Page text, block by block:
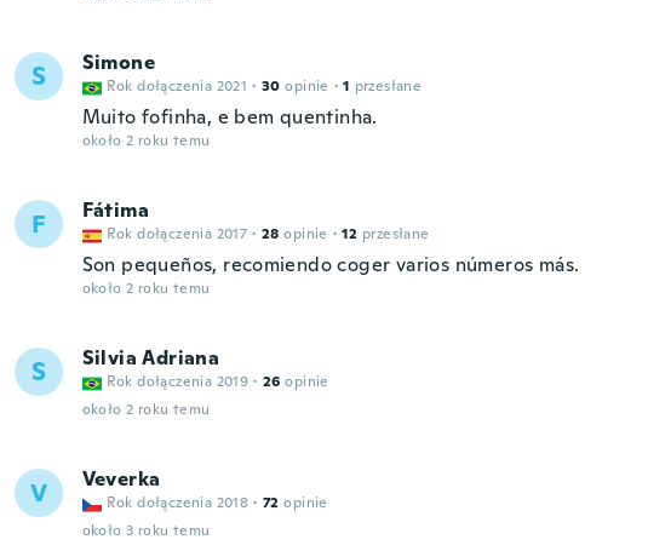
S Simone
Rok dołączenia 2021 · 30 opinie · 1 przesłane
Muito fofinha, e bem quentinha.
około 2 roku temu
F Fátima
Rok dołączenia 2017 · 28 opinie · 12 przesłane
Son pequeños, recomiendo coger varios números más.
około 2 roku temu
S Silvia Adriana
Rok dołączenia 2019 · 26 opinie
około 2 roku temu
V Veverka
Rok dołączenia 2018 · 72 opinie
około 3 roku temu